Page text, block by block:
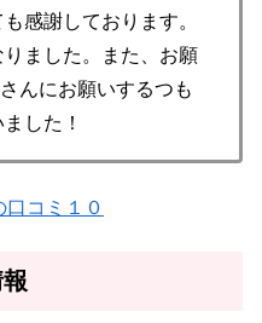
感謝しております。
ました。また、お願
んにお願いするつも
した！
口コミ１０